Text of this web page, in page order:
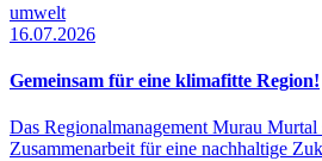
umwelt
16.07.2026
Gemeinsam für eine klimafitte Region!
Das Regionalmanagement Murau Murtal
Zusammenarbeit für eine nachhaltige